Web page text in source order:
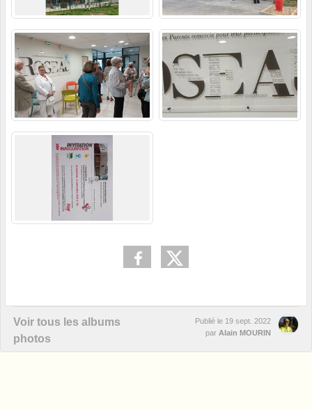
Voir tous les albums
photos
Publié le 19 sept. 2022
par Alain MOURIN